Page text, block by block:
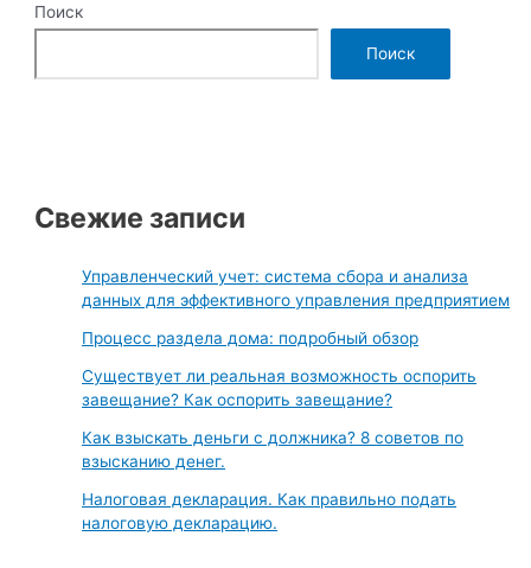
Поиск
Поиск
Свежие записи
Управленческий учет: система сбора и анализа
данных для эффективного управления предприятием
Процесс раздела дома: подробный обзор
Существует ли реальная возможность оспорить
завещание? Как оспорить завещание?
Как взыскать деньги с должника? 8 советов по
взысканию денег.
Налоговая декларация. Как правильно подать
налоговую декларацию.